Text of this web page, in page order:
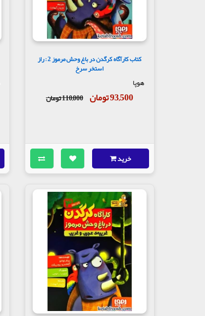
کتاب کارآگاه کرگدن در باغ وحش مرموز 2 : راز
استخر سرخ
هوپا
93,500 تومان 110,000 تومان
خرید